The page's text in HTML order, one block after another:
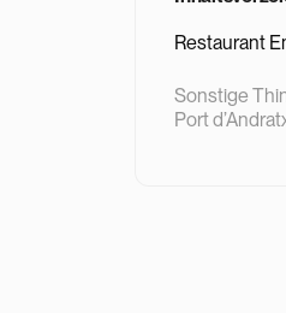
Restaurant
‍Sonstige
Port